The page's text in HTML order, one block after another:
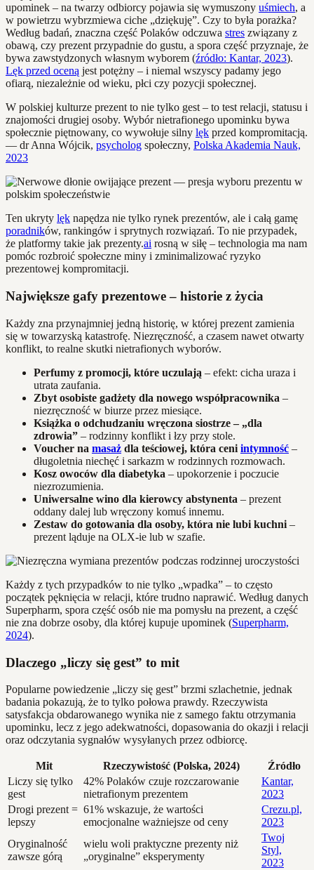
upominek – na twarzy odbiorcy pojawia się wymuszony uśmiech, a
w powietrzu wybrzmiewa ciche „dziękuję”. Czy to była porażka?
Według badań, znaczna część Polaków odczuwa stres związany z
obawą, czy prezent przypadnie do gustu, a spora część przyznaje, że
bywa zawstydzonych własnym wyborem (źródło: Kantar, 2023).
Lęk przed oceną jest potężny – i niemal wszyscy padamy jego
ofiarą, niezależnie od wieku, płci czy pozycji społecznej.
W polskiej kulturze prezent to nie tylko gest – to test relacji, statusu i
znajomości drugiej osoby. Wybór nietrafionego upominku bywa
społecznie piętnowany, co wywołuje silny lęk przed kompromitacją.
— dr Anna Wójcik, psycholog społeczny, Polska Akademia Nauk,
2023
Ten ukryty lęk napędza nie tylko rynek prezentów, ale i całą gamę
poradników, rankingów i sprytnych rozwiązań. To nie przypadek,
że platformy takie jak prezenty.ai rosną w siłę – technologia ma nam
pomóc rozbroić społeczne miny i zminimalizować ryzyko
prezentowej kompromitacji.
Największe gafy prezentowe – historie z życia
Każdy zna przynajmniej jedną historię, w której prezent zamienia
się w towarzyską katastrofę. Niezręczność, a czasem nawet otwarty
konflikt, to realne skutki nietrafionych wyborów.
Perfumy z promocji, które uczulają – efekt: cicha uraza i
utrata zaufania.
Zbyt osobiste gadżety dla nowego współpracownika –
niezręczność w biurze przez miesiące.
Książka o odchudzaniu wręczona siostrze – „dla
zdrowia” – rodzinny konflikt i łzy przy stole.
Voucher na masaż dla teściowej, która ceni intymność –
długoletnia niechęć i sarkazm w rodzinnych rozmowach.
Kosz owoców dla diabetyka – upokorzenie i poczucie
niezrozumienia.
Uniwersalne wino dla kierowcy abstynenta – prezent
oddany dalej lub wręczony komuś innemu.
Zestaw do gotowania dla osoby, która nie lubi kuchni –
prezent ląduje na OLX-ie lub w szafie.
Każdy z tych przypadków to nie tylko „wpadka” – to często
początek pęknięcia w relacji, które trudno naprawić. Według danych
Superpharm, spora część osób nie ma pomysłu na prezent, a część
nie zna dobrze osoby, dla której kupuje upominek (Superpharm,
2024).
Dlaczego „liczy się gest” to mit
Popularne powiedzenie „liczy się gest” brzmi szlachetnie, jednak
badania pokazują, że to tylko połowa prawdy. Rzeczywista
satysfakcja obdarowanego wynika nie z samego faktu otrzymania
upominku, lecz z jego adekwatności, dopasowania do okazji i relacji
oraz odczytania sygnałów wysyłanych przez odbiorcę.
Mit Rzeczywistość (Polska, 2024)
Źródło
Liczy się tylko
gest
42% Polaków czuje rozczarowanie
nietrafionym prezentem
Kantar,
2023
Drogi prezent =
lepszy
61% wskazuje, że wartości
emocjonalne ważniejsze od ceny
Crezu.pl,
2023
Oryginalność
zawsze górą
wielu woli praktyczne prezenty niż
„oryginalne” eksperymenty
Twoj
Styl,
2023